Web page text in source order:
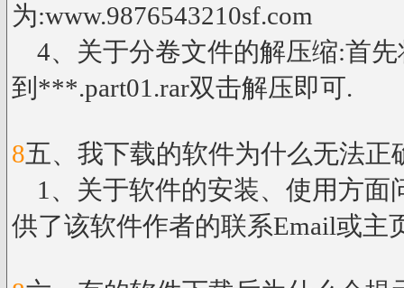
为:www.9876543210sf.com
4、关于分卷文件的解压缩:首
到***.part01.rar双击解压即可.
8五、我下载的软件为什么无法正
1、关于软件的安装、使用方面
供了该软件作者的联系Email或主